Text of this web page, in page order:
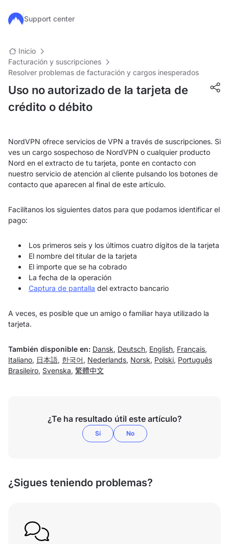
Ir al contenido principal
Support center
Inicio
Facturación y suscripciones
Resolver problemas de facturación y cargos inesperados
Uso no autorizado de la tarjeta de
crédito o débito
NordVPN ofrece servicios de VPN a través de suscripciones. Si
ves un cargo sospechoso de NordVPN o cualquier producto
Nord en el extracto de tu tarjeta, ponte en contacto con
nuestro servicio de atención al cliente pulsando los botones de
contacto que aparecen al final de este artículo.
Facilítanos los siguientes datos para que podamos identificar el
pago:
Los primeros seis y los últimos cuatro dígitos de la tarjeta
El nombre del titular de la tarjeta
El importe que se ha cobrado
La fecha de la operación
Captura de pantalla del extracto bancario
A veces, es posible que un amigo o familiar haya utilizado la
tarjeta.
También disponible en: Dansk, Deutsch, English, Français,
Italiano, 日本語, 한국어 , Nederlands, Norsk, Polski, Português
Brasileiro, Svenska, 繁體中文
¿Te ha resultado útil este artículo?
Sí No
¿Sigues teniendo problemas?